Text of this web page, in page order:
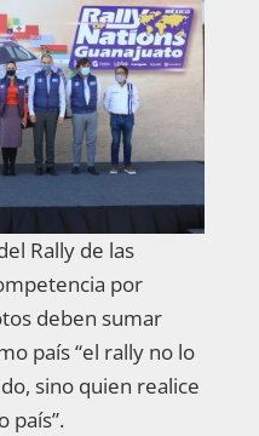
Rally de las
por
deben sumar
país “el rally no lo
sino quien realice
país”.